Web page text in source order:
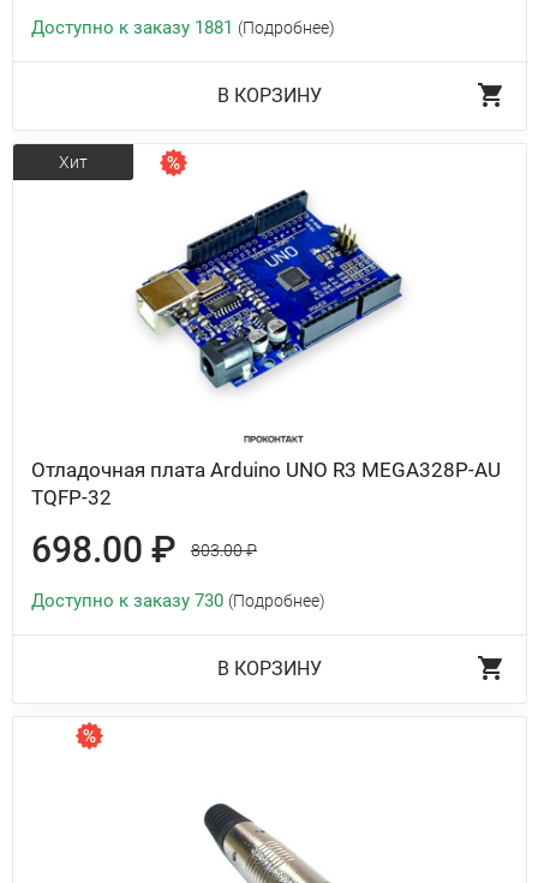
Доступно к заказу 1881 (Подробнее)
В КОРЗИНУ
Отладочная плата Arduino UNO R3 MEGA328P-AU
TQFP-32
698.00 ₽ 803.00 ₽
Хит
Доступно к заказу 730 (Подробнее)
В КОРЗИНУ